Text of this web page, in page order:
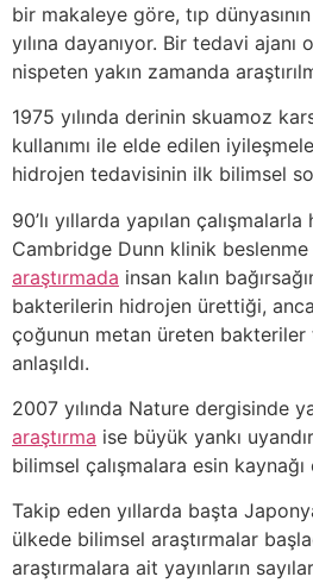
bir makaleye göre, tıp
yılına dayanıyor. Bir tedavi ajanı
nispeten yakın zamanda
1975 yılında derinin skuamoz
kullanımı ile elde edilen
hidrojen tedavisinin ilk bilimsel
90’lı yıllarda yapılan
Cambridge Dunn klinik
araştırmada insan kalın
bakterilerin hidrojen ürettiği,
çoğunun metan üreten bakteriler
anlaşıldı.
2007 yılında Nature dergisinde
araştırma ise büyük yankı
bilimsel çalışmalara esin kaynağı
Takip eden yıllarda başta
ülkede bilimsel araştırmalar
araştırmalara ait yayınların